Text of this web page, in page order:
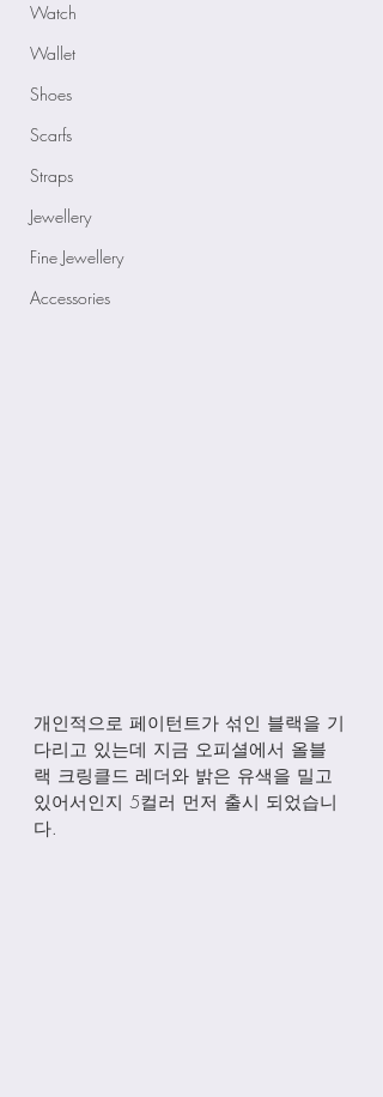
Watch
Wallet
Shoes
Scarfs
Straps
Jewellery
Fine Jewellery
Accessories
개인적으로 페이턴트가 섞인 블랙을 기
다리고 있는데 지금 오피셜에서 올블
랙 크링클드 레더와 밝은 유색을 밀고
있어서인지 5컬러 먼저 출시 되었습니
다.